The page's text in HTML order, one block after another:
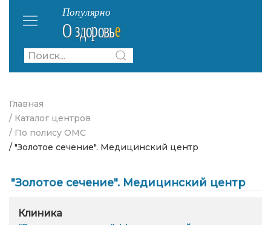
Главная
/ Каталог центров
/ По полису ОМС
/ "Золотое сечение". Медицинский центр
"Золотое сечение". Медицинский центр
Клиника